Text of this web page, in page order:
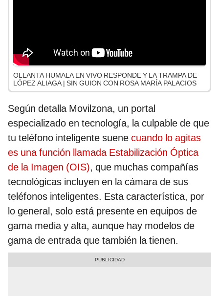
OLLANTA HUMALA EN VIVO RESPONDE Y LA TRAMPA DE
LÓPEZ ALIAGA | SIN GUION CON ROSA MARÍA PALACIOS
Según detalla Movilzona, un portal
especializado en tecnología, la culpable de que
tu teléfono inteligente suene cuando lo agitas
es una función llamada Estabilización Óptica
de la Imagen (OIS), que muchas compañías
tecnológicas incluyen en la cámara de sus
teléfonos inteligentes. Esta característica, por
lo general, solo está presente en equipos de
gama media y alta, aunque hay modelos de
gama de entrada que también la tienen.